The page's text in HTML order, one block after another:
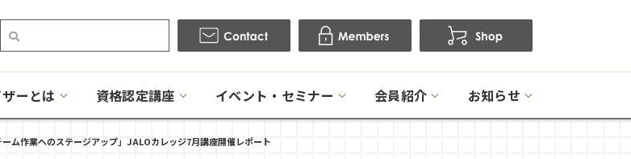
ーとは 資格認定講座 イベント・セミナー 会員紹介 お知らせ
ム作業へのステージアップ」JALOカレッジ7月講座開催レポート